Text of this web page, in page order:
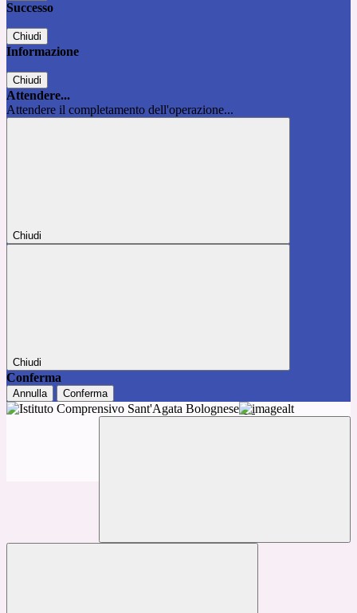
Successo
Chiudi
Informazione
Chiudi
Attendere...
Attendere il completamento dell'operazione...
Chiudi
Chiudi
Conferma
Annulla Conferma